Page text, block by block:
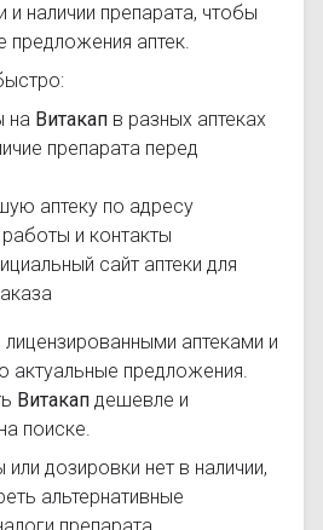
наличии препарата, чтобы
предложения аптек.
на Витакап в разных аптеках
препарата перед
аптеку по адресу
и контакты
сайт аптеки для
аптеками и
актуальные предложения.
Витакап дешевле и
поиске.
дозировки нет в наличии,
альтернативные